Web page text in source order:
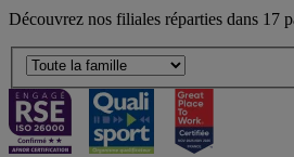
Découvrez nos filiales réparties dans 17